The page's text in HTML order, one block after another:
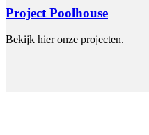
Project Poolhouse
Bekijk hier onze projecten.